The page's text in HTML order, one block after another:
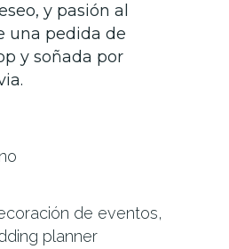
y pasión al
una pedida de
y soñada por
de eventos,
planner